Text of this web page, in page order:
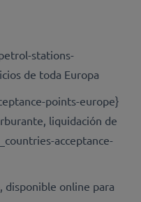
stations-
de toda Europa
points-europe}
liquidación de
acceptance-
, disponible online para